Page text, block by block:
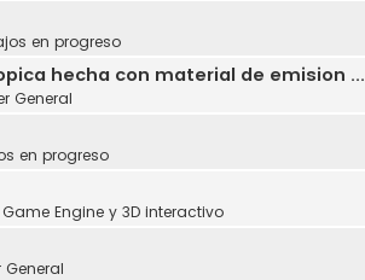
en progreso
hecha con material de emision ...
General
en progreso
Engine y 3D interactivo
General